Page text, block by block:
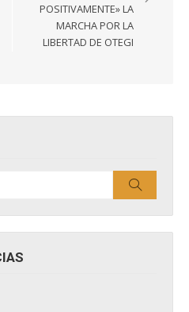
POSITIVAMENTE» LA
MARCHA POR LA
LIBERTAD DE OTEGI